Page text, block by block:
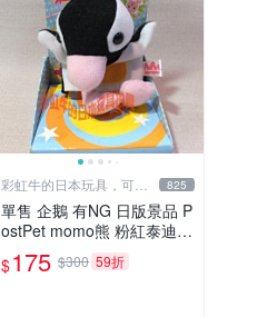
彩虹牛的日本玩具，可7
取付
825
單售 企鵝 有NG 日版景品 P
ostPet momo熊 粉紅泰迪熊
娃娃 布偶 手指頭 娃娃
$175 $300 59折